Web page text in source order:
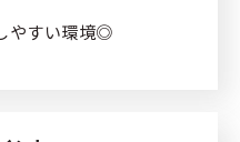
やすい環境◎